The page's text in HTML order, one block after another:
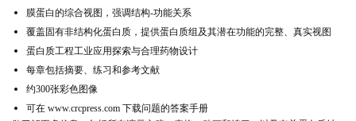
膜蛋白的综合视图，强调结构-功能关系
覆盖固有非结构化蛋白质，提供蛋白质组及其潜在功能的完整、真实视图
蛋白质工程工业应用探索与合理药物设计
每章包括摘要、练习和参考文献
约300张彩色图像
可在 www.crcpress.com 下载问题的答案手册